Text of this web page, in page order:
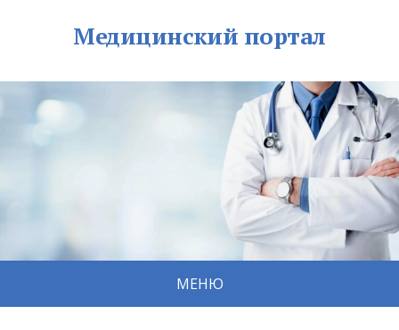
Медицинский портал
МЕНЮ